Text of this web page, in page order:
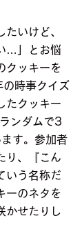
たいけど、
…」とお悩
クッキーを
時事クイズ
たクッキー
ンダムで3
す。参加者
り、『こん
いう名称だ
ーのネタを
かせたりし